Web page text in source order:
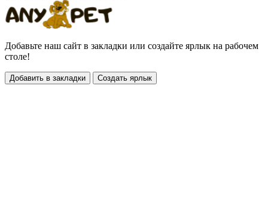
Добавьте наш сайт в закладки или создайте ярлык на рабочем
столе!
Добавить в закладки Создать ярлык